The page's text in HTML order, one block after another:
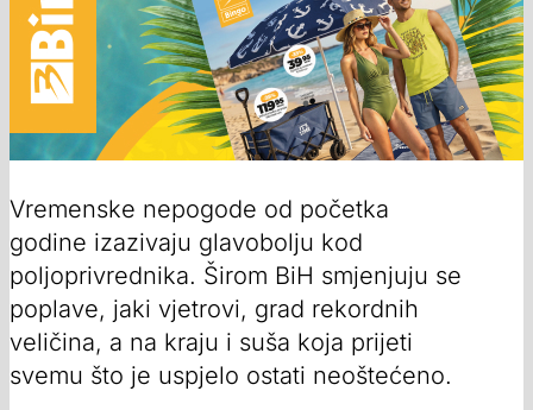
Vremenske nepogode od početka
godine izazivaju glavobolju kod
poljoprivrednika. Širom BiH smjenjuju se
poplave, jaki vjetrovi, grad rekordnih
veličina, a na kraju i suša koja prijeti
svemu što je uspjelo ostati neoštećeno.